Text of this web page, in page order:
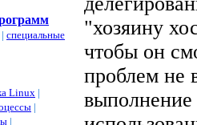
| специальные
Linux |
|
|
"хозяину
чтобы он
проблем не